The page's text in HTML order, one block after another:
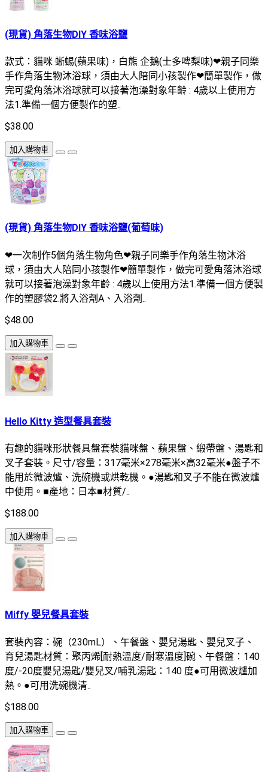
(現貨) 角落生物DIY 香味浴鹽
款式：貓咪 蜥蜴(蘋果味)，白熊 企鵝(士多啤梨味)❤親子同樂
手作角落生物沐浴球，須由大人陪同小孩製作❤簡單製作，做
完可愛角落沐浴球就可以接著泡澡對象年齡 : 4歲以上使用方
法1.準備一個方便製作的塑..
$38.00
加入購物車
(現貨) 角落生物DIY 香味浴鹽(葡萄味)
❤一次制作5個角落生物角色❤親子同樂手作角落生物沐浴
球，須由大人陪同小孩製作❤簡單製作，做完可愛角落沐浴球
就可以接著泡澡對象年齡 : 4歲以上使用方法1.準備一個方便製
作的塑膠袋2.將入浴劑A、入浴劑..
$48.00
加入購物車
Hello Kitty 造型餐具套裝
有趣的貓咪形狀餐具盤套裝貓咪盤、蘋果盤、緞帶盤、湯匙和
叉子套裝。尺寸/容量：317毫米×278毫米×高32毫米●盤子不
能用於微波爐、洗碗機或烘乾機。●湯匙和叉子不能在微波爐
中使用。■產地：日本■材質/..
$188.00
加入購物車
Miffy 嬰兒餐具套裝
套裝內容：碗（230mL）、午餐盤、嬰兒湯匙、嬰兒叉子、
育兒湯匙材質：聚丙烯[耐熱溫度/耐寒溫度]碗、午餐盤：140
度/-20度嬰兒湯匙/嬰兒叉/哺乳湯匙：140 度●可用微波爐加
熱。●可用洗碗機清..
$188.00
加入購物車